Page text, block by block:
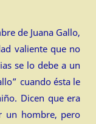
de Juana Gallo,
valiente que no
se lo debe a un
cuando ésta le
Dicen que era
un hombre, pero